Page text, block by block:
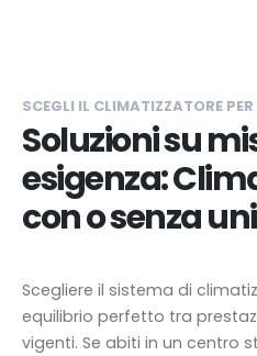
SCEGLI IL CLIMATIZZATORE PER
Soluzioni su
esigenza:
con o senza
Scegliere il sistema di
equilibrio perfetto tra
vigenti. Se abiti in un centro